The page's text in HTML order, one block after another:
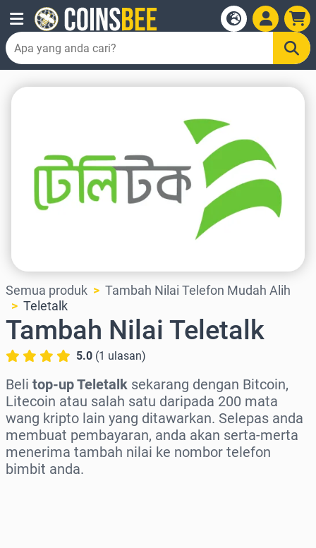
Semua produk
Tambah Nilai Telefon Mudah Alih
Teletalk
Tambah Nilai Teletalk
5.0 (1 ulasan)
Beli top-up Teletalk sekarang dengan Bitcoin,
Litecoin atau salah satu daripada 200 mata
wang kripto lain yang ditawarkan. Selepas anda
membuat pembayaran, anda akan serta-merta
menerima tambah nilai ke nombor telefon
bimbit anda.